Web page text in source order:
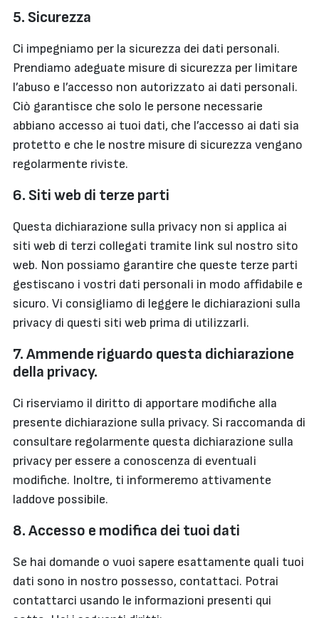
5. Sicurezza
Ci impegniamo per la sicurezza dei dati personali.
Prendiamo adeguate misure di sicurezza per limitare
l’abuso e l’accesso non autorizzato ai dati personali.
Ciò garantisce che solo le persone necessarie
abbiano accesso ai tuoi dati, che l’accesso ai dati sia
protetto e che le nostre misure di sicurezza vengano
regolarmente riviste.
6. Siti web di terze parti
Questa dichiarazione sulla privacy non si applica ai
siti web di terzi collegati tramite link sul nostro sito
web. Non possiamo garantire che queste terze parti
gestiscano i vostri dati personali in modo affidabile e
sicuro. Vi consigliamo di leggere le dichiarazioni sulla
privacy di questi siti web prima di utilizzarli.
7. Ammende riguardo questa dichiarazione
della privacy.
Ci riserviamo il diritto di apportare modifiche alla
presente dichiarazione sulla privacy. Si raccomanda di
consultare regolarmente questa dichiarazione sulla
privacy per essere a conoscenza di eventuali
modifiche. Inoltre, ti informeremo attivamente
laddove possibile.
8. Accesso e modifica dei tuoi dati
Se hai domande o vuoi sapere esattamente quali tuoi
dati sono in nostro possesso, contattaci. Potrai
contattarci usando le informazioni presenti qui